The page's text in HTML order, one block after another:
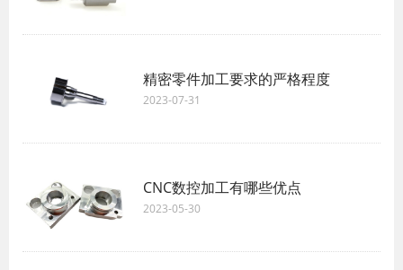
精密零件加工要求的严格程度
2023-07-31
CNC数控加工有哪些优点
2023-05-30